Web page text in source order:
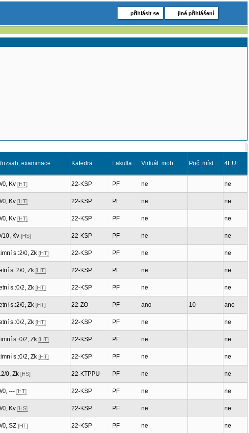
přihlásit se jiné přihlášení
examinace Katedra Fakulta Virtuál. mob. Poč. míst 4EU+
0, Kv [HT] 22-KSP PF ne ne
0, Kv [HT] 22-KSP PF ne ne
0, Kv [HT] 22-KSP PF ne ne
10, Kv [HS] 22-KSP PF ne ne
s.:2/0, Zk [HT] 22-KSP PF ne ne
s.:2/0, Zk [HT] 22-KSP PF ne ne
s.:0/2, Zk [HT] 22-KSP PF ne ne
s.:2/0, Zk [HT] 22-ZO PF ano 10 ano
s.:0/2, Zk [HT] 22-KSP PF ne ne
s.:0/2, Zk [HT] 22-KSP PF ne ne
s.:0/2, Zk [HT] 22-KSP PF ne ne
0, Zk [HS] 22-KTPPU PF ne ne
0, --- [HT] 22-KSP PF ne ne
0, Kv [HS] 22-KSP PF ne ne
0, SZ [HT] 22-KSP PF ne ne